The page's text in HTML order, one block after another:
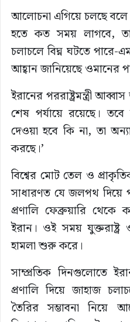
আলোচনা এগিয়ে চলছে বলে
হতে কত সময় লাগবে,
চলাচলে বিঘ্ন ঘটতে পারে-
আহ্বান জানিয়েছে ওমানের
ইরানের পররাষ্ট্রমন্ত্রী
শেষ পর্যায়ে রয়েছে।
দেওয়া হবে কি না, তা
করছে।’
বিশ্বের মোট তেল ও
সাধারণত যে জলপথ দিয়ে
প্রণালি ফেব্রুয়ারি
ইরান। ওই সময় যুক্তরাষ্ট্র
হামলা শুরু করে।
সাম্প্রতিক দিনগুলোতে
প্রণালি দিয়ে জাহাজ
তৈরির সম্ভাবনা নিয়ে